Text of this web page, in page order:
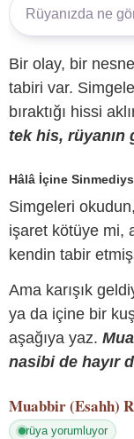
Bir olay, bir
tabiri var.
bıraktığı hissi
tek his, rüyanın
Hâlâ İçine
Simgeleri
işaret kötüye mi,
kendin tabir
Ama karışık
ya da içine bir
aşağıya yaz.
nasibi de hayır
Muabbir (Esahh)
rüya yorumluyor